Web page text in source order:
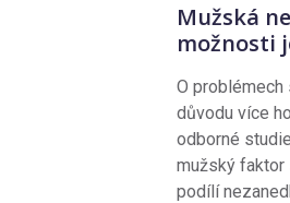
Mužská
možnosti
O
důvodu více
odborné
mužský faktor
podílí